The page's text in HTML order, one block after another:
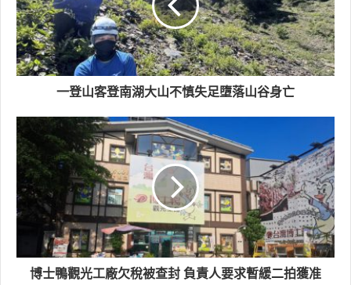
吳鎮長秋齡表示，守護鎮民的生命與財產，及讓義消「安
全工作」始終是我們最關心的，小型救災協勤車能讓救災
人員更快速地抵達現場，救命器讓義消人員可以更放心地
一登山客登南湖大山不慎失足墮落山谷身亡
博士鴨觀光工廠欠稅被查封 負責人要求暫緩二拍獲准